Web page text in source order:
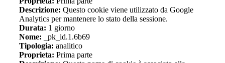
Descrizione: Questo cookie viene utilizzato da Google
Analytics per mantenere lo stato della sessione.
Durata: 1 giorno
Nome: _pk_id.1.6b69
Tipologia: analitico
Proprieta: Prima parte